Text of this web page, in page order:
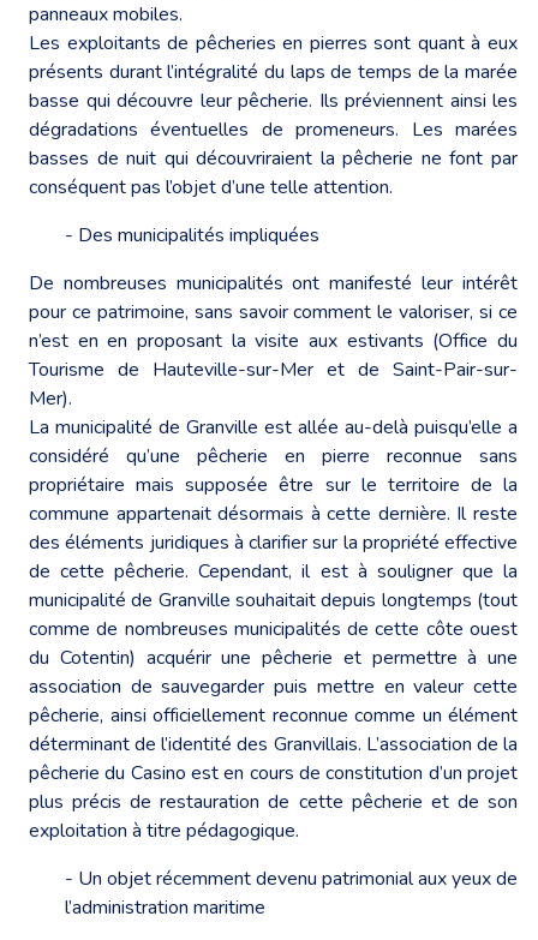
panneaux mobiles.
Les exploitants de pêcheries en pierres sont quant à eux
présents durant l’intégralité du laps de temps de la marée
basse qui découvre leur pêcherie. Ils préviennent ainsi les
dégradations éventuelles de promeneurs. Les marées
basses de nuit qui découvriraient la pêcherie ne font par
conséquent pas l’objet d’une telle attention.
- Des municipalités impliquées
De nombreuses municipalités ont manifesté leur intérêt
pour ce patrimoine, sans savoir comment le valoriser, si ce
n’est en en proposant la visite aux estivants (Office du
Tourisme de Hauteville-sur-Mer et de Saint-Pair-sur-
Mer).
La municipalité de Granville est allée au-delà puisqu’elle a
considéré qu’une pêcherie en pierre reconnue sans
propriétaire mais supposée être sur le territoire de la
commune appartenait désormais à cette dernière. Il reste
des éléments juridiques à clarifier sur la propriété effective
de cette pêcherie. Cependant, il est à souligner que la
municipalité de Granville souhaitait depuis longtemps (tout
comme de nombreuses municipalités de cette côte ouest
du Cotentin) acquérir une pêcherie et permettre à une
association de sauvegarder puis mettre en valeur cette
pêcherie, ainsi officiellement reconnue comme un élément
déterminant de l’identité des Granvillais. L’association de la
pêcherie du Casino est en cours de constitution d’un projet
plus précis de restauration de cette pêcherie et de son
exploitation à titre pédagogique.
- Un objet récemment devenu patrimonial aux yeux de
l’administration maritime